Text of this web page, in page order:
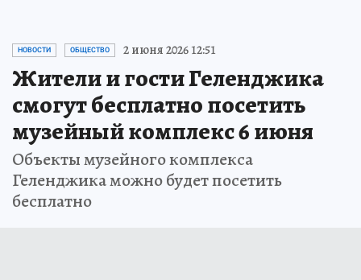
НОВОСТИ ОБЩЕСТВО 2 июня 2026 12:51
Жители и гости Геленджика
смогут бесплатно посетить
музейный комплекс 6 июня
Объекты музейного комплекса
Геленджика можно будет посетить
бесплатно